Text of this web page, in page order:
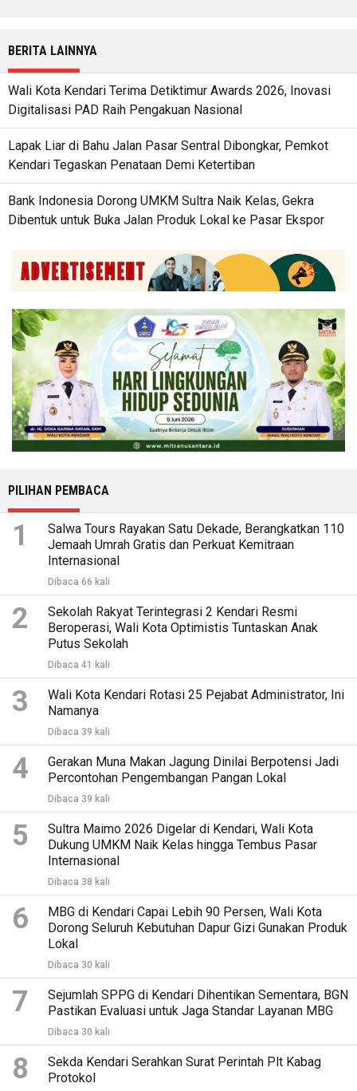
BERITA LAINNYA
Wali Kota Kendari Terima Detiktimur Awards 2026, Inovasi
Digitalisasi PAD Raih Pengakuan Nasional
Lapak Liar di Bahu Jalan Pasar Sentral Dibongkar, Pemkot
Kendari Tegaskan Penataan Demi Ketertiban
Bank Indonesia Dorong UMKM Sultra Naik Kelas, Gekra
Dibentuk untuk Buka Jalan Produk Lokal ke Pasar Ekspor
PILIHAN PEMBACA
1
Salwa Tours Rayakan Satu Dekade, Berangkatkan 110
Jemaah Umrah Gratis dan Perkuat Kemitraan
Internasional
Dibaca 66 kali
2
Sekolah Rakyat Terintegrasi 2 Kendari Resmi
Beroperasi, Wali Kota Optimistis Tuntaskan Anak
Putus Sekolah
Dibaca 41 kali
3
Wali Kota Kendari Rotasi 25 Pejabat Administrator, Ini
Namanya
Dibaca 39 kali
4
Gerakan Muna Makan Jagung Dinilai Berpotensi Jadi
Percontohan Pengembangan Pangan Lokal
Dibaca 39 kali
5
Sultra Maimo 2026 Digelar di Kendari, Wali Kota
Dukung UMKM Naik Kelas hingga Tembus Pasar
Internasional
Dibaca 38 kali
6
MBG di Kendari Capai Lebih 90 Persen, Wali Kota
Dorong Seluruh Kebutuhan Dapur Gizi Gunakan Produk
Lokal
Dibaca 30 kali
7
Sejumlah SPPG di Kendari Dihentikan Sementara, BGN
Pastikan Evaluasi untuk Jaga Standar Layanan MBG
Dibaca 30 kali
8
Sekda Kendari Serahkan Surat Perintah Plt Kabag
Protokol